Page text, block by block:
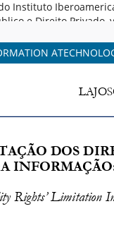
Instituto
e Direito